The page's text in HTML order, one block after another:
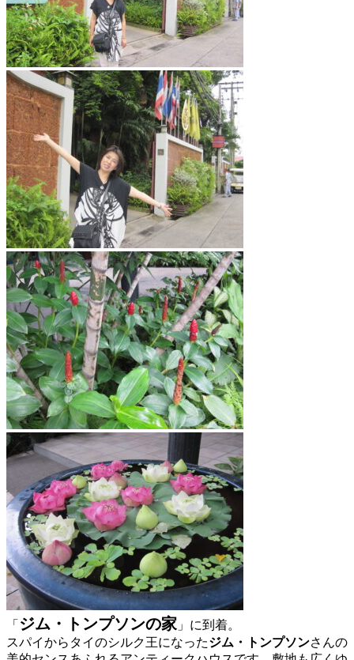
「 ジム・トンプソンの家 」に到着。
スパイからタイのシルク王になったジム・トンプソンさんの